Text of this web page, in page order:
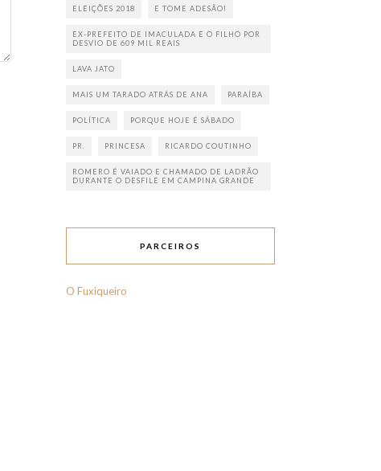
ELEIÇÕES 2018 E TOME ADESÃO!
EX-PREFEITO DE IMACULADA E O FILHO POR
DESVIO DE 609 MIL REAIS
LAVA JATO
MAIS UM TARADO ATRÁS DE ANA PARAÍBA
POLÍTICA PORQUE HOJE É SÁBADO
PR. PRINCESA RICARDO COUTINHO
ROMERO É VAIADO E CHAMADO DE LADRÃO
DURANTE O DESFILE EM CAMPINA GRANDE
PARCEIROS
O Fuxiqueiro